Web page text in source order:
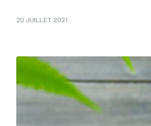
20 JUILLET 2021